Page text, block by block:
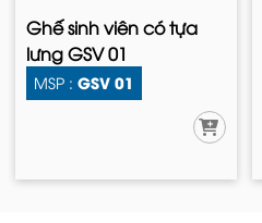
Ghế sinh viên có tựa
lưng GSV 01
MSP : GSV 01